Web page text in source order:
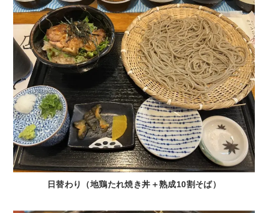
日替わり（地鶏たれ焼き丼 ＋熟成10割そば）